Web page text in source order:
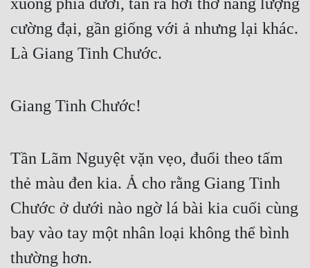
Đẹp
Đẹp Hiệp
Vô Sỉ
Điềm Đạm
xuống phía dưới, tản ra hơi thở năng lượng
cường đại, gần giống với ả nhưng lại khác.
Là Giang Tinh Chước.
Giang Tinh Chước!
Tần Lãm Nguyệt vặn vẹo, đuổi theo tấm
thẻ màu đen kia. Ả cho rằng Giang Tinh
Chước ở dưới nào ngờ lá bài kia cuối cùng
bay vào tay một nhân loại không thể bình
thường hơn.